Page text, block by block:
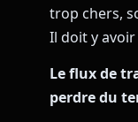
trop chers,
Il doit y
Le flux de
perdre du